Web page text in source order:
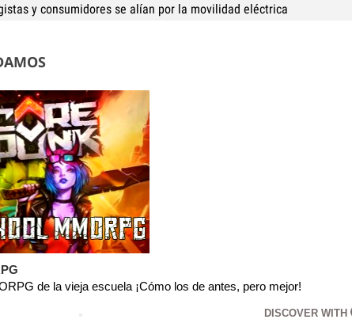
y consumidores se alían por la movilidad eléctrica
de la vieja escuela ¡Cómo los de antes, pero mejor!
DISCOVER WITH